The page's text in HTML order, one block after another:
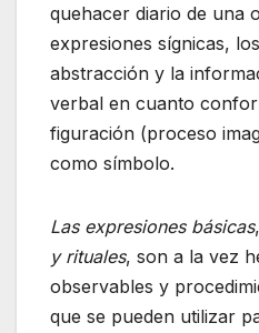
quehacer diario de una
expresiones sígnicas,
abstracción y la
verbal en cuanto
figuración (proceso
como símbolo.
Las expresiones básicas
y rituales, son a la vez
observables y
que se pueden utilizar